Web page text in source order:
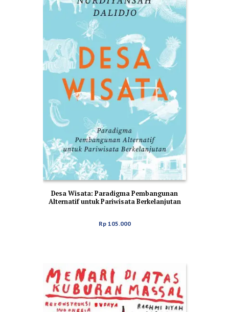
Desa Wisata: Paradigma Pembangunan
Alternatif untuk Pariwisata Berkelanjutan
Rp105.000